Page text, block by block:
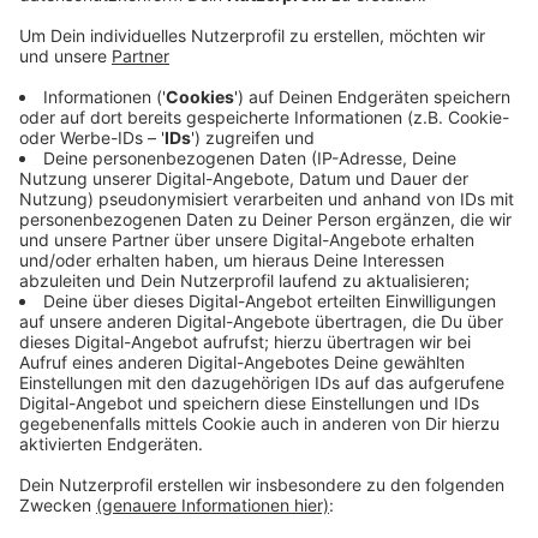
Anzeige
Um Hintergründe eines Unfalls im morgendlichen
Berufsverkehr zwischen Senden und Amelsbüren in der
Dorfbauerschaft zu klären, werten Spezialisten eines
Unfall-Aufnahme-Teams aus Münster umfangreiche
Daten aus. Sie haben Spuren gesichert und den
Bereich fotografiert. Ein Autofahrer hatte heute
Morgen die Kontrolle verloren, er kam von der Straße
ab. Ein Rettungswagen brachte ihn ins Krankenhaus.
Die Straße zwischen Senden und Amelsbüren war für
rund vier Stunden gesperrt.
Anzeige